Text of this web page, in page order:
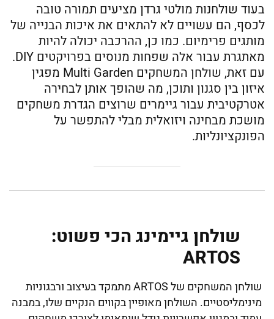
בעוד שולחנות מולטי גרדן מציעים תמורה טובה
לכסף, הם עשויים לא להתאים את איכות הבנייה של
מותגים פרימיום. כמו כן, ההרכבה יכולה להיות
מאתגרת עבור אלה שפחות מנוסים בפרויקטים DIY.
עם זאת, שולחן המשחקים Multi Garden מפגין
איזון בין סגנון ותוכן, מה שהופך אותן לבחירה
אטרקטיבית עבור גיימרים שרוצים הגדרת משחקים
מושכת מבחינה ויזואלית מבלי להתפשר על
הפונקציונליות.
שולחן גיימינג הכי פשוט:
ARTOS
שולחן המשחקים של ARTOS מתמקד בעיצוב ורבגוניות
מינימליסטיים. השולחן מאופיין בקווים הנקיים שלו, במבנה